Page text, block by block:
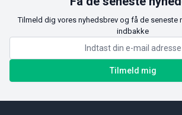
Tilmeld dig vores nyhedsbrev og få de seneste
indbakke
Tilmeld mig